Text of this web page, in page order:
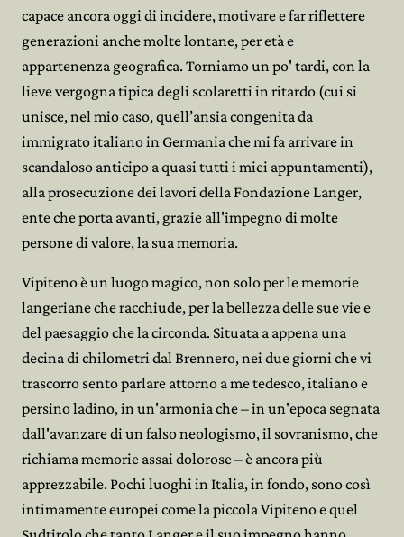
capace ancora oggi di incidere, motivare e far riflettere
generazioni anche molte lontane, per età e
appartenenza geografica. Torniamo un po' tardi, con la
lieve vergogna tipica degli scolaretti in ritardo (cui si
unisce, nel mio caso, quell’ansia congenita da
immigrato italiano in Germania che mi fa arrivare in
scandaloso anticipo a quasi tutti i miei appuntamenti),
alla prosecuzione dei lavori della Fondazione Langer,
ente che porta avanti, grazie all'impegno di molte
persone di valore, la sua memoria.
Vipiteno è un luogo magico, non solo per le memorie
langeriane che racchiude, per la bellezza delle sue vie e
del paesaggio che la circonda. Situata a appena una
decina di chilometri dal Brennero, nei due giorni che vi
trascorro sento parlare attorno a me tedesco, italiano e
persino ladino, in un'armonia che – in un'epoca segnata
dall'avanzare di un falso neologismo, il sovranismo, che
richiama memorie assai dolorose – è ancora più
apprezzabile. Pochi luoghi in Italia, in fondo, sono così
intimamente europei come la piccola Vipiteno e quel